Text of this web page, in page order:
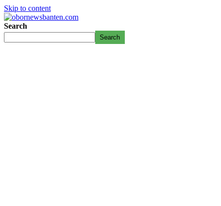
Skip to content
Search
Search